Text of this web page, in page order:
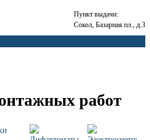
Пункт выдачи:
Сокол, Базарная пл., д.3
работ